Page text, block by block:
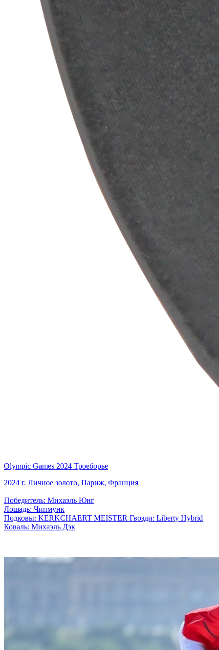
Olympic Games 2024 Троеборье
2024 г. Личное золото, Париж, Франция
Победитель: Михаэль Юнг
Лошадь: Чипмунк
Подковы: KERKCHAERT MEISTER Гвозди: Liberty Hybrid
Коваль: Михаэль Дэк